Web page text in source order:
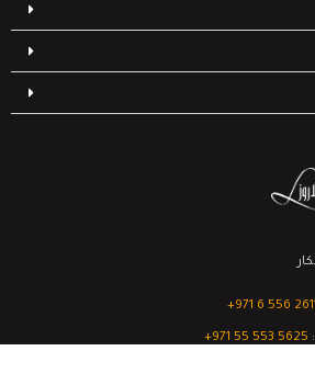
‎+971 6 556
‎+971 55 553 5625